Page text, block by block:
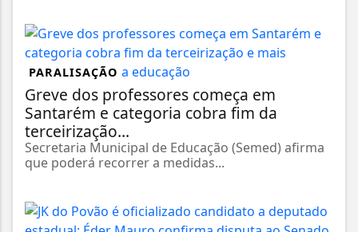
PARALISAÇÃO
Greve dos professores começa em
Santarém e categoria cobra fim da
terceirização...
Secretaria Municipal de Educação (Semed) afirma
que poderá recorrer a medidas...